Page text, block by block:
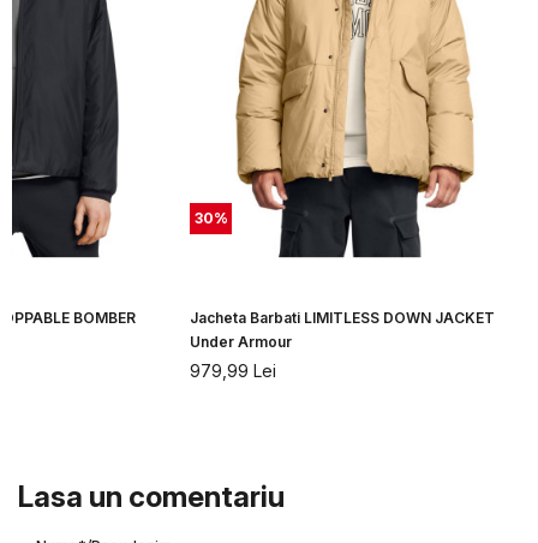
BOMBER
30%
Jacheta Barbati LIMITLESS DOWN JACKET
Under Armour
979,99 Lei
Lasa un comentariu